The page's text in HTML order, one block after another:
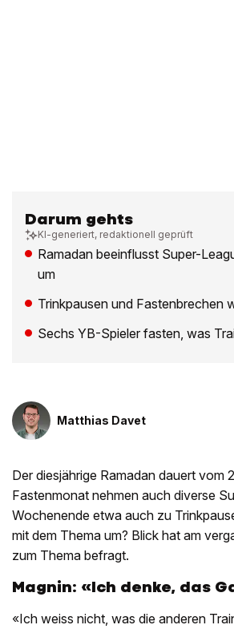
Darum gehts
KI-generiert, redaktionell geprüft
Ramadan beeinflusst Super-
um
Trinkpausen und Fastenbrechen
Sechs YB-Spieler fasten, was
Matthias Davet
Der diesjährige Ramadan dauert vom
Fastenmonat nehmen auch diverse
Wochenende etwa auch zu
mit dem Thema um? Blick hat am
zum Thema befragt.
Magnin: «Ich denke, das
«Ich weiss nicht, was die anderen